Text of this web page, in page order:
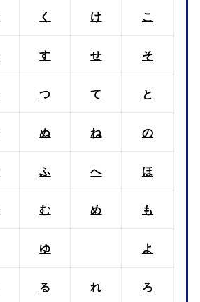
く け こ
す せ そ
つ て と
ぬ ね の
ふ へ ほ
む め も
ゆ よ
る れ ろ